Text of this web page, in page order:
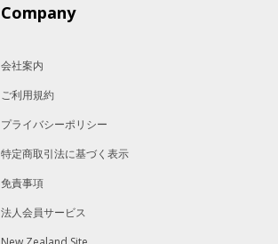
Company
会社案内
ご利用規約
プライバシーポリシー
特定商取引法に基づく表示
免責事項
法人会員サービス